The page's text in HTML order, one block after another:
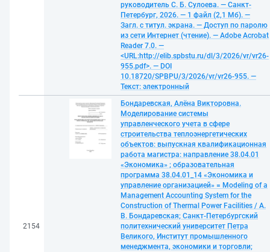
руководитель С. Б. Сулоева. — Санкт-
Петербург, 2026. — 1 файл (2,1 Мб). —
Загл. с титул. экрана. — Доступ по паролю
из сети Интернет (чтение). — Adobe Acrobat
Reader 7.0. —
<URL:http://elib.spbstu.ru/dl/3/2026/vr/vr26-
955.pdf>. — DOI
10.18720/SPBPU/3/2026/vr/vr26-955. —
Текст: электронный
2154
Бондаревская, Алёна Викторовна.
Моделирование системы
управленческого учета в сфере
строительства теплоэнергетических
объектов: выпускная квалификационная
работа магистра: направление 38.04.01
«Экономика» ; образовательная
программа 38.04.01_14 «Экономика и
управление организацией» = Modeling of a
Management Accounting System for the
Construction of Thermal Power Facilities / А.
В. Бондаревская; Санкт-Петербургский
политехнический университет Петра
Великого, Институт промышленного
менеджмента, экономики и торговли;